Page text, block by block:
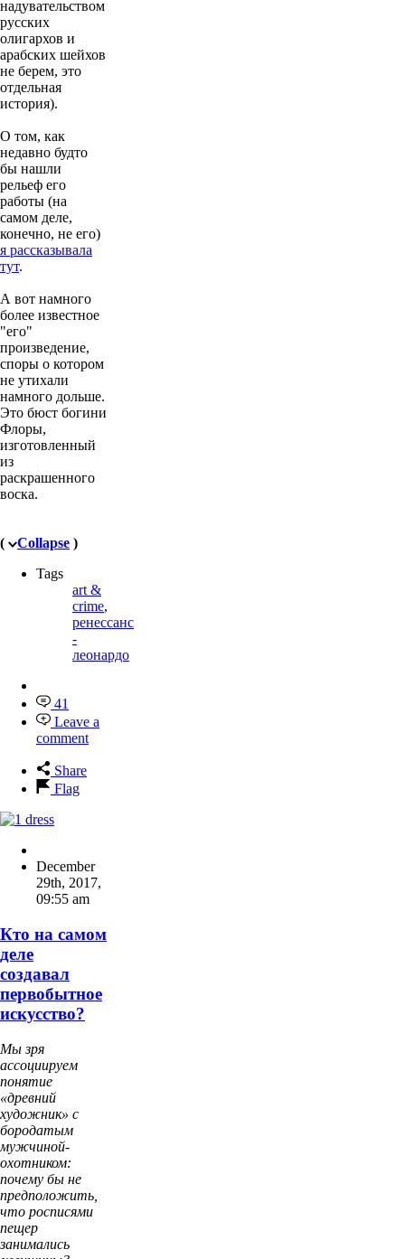
надувательством
русских
олигархов и
арабских шейхов
не берем, это
отдельная
история).
О том, как
недавно будто
бы нашли
рельеф его
работы (на
самом деле,
конечно, не его)
я рассказывала
тут.
А вот намного
более известное
"его"
произведение,
споры о котором
не утихали
намного дольше.
Это бюст богини
Флоры,
изготовленный
из
раскрашенного
воска.
( Collapse )
Tags
art &
crime,
ренессанс
-
леонардо
41
Leave a
comment
Share
Flag
December
29th, 2017,
09:55 am
Кто на самом
деле
создавал
первобытное
искусство?
Мы зря
ассоциируем
понятие
«древний
художник» с
бородатым
мужчиной-
охотником:
почему бы не
предположить,
что росписями
пещер
занимались